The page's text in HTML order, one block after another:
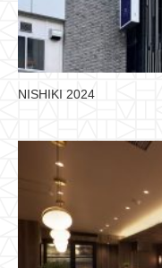
NISHIKI 2024